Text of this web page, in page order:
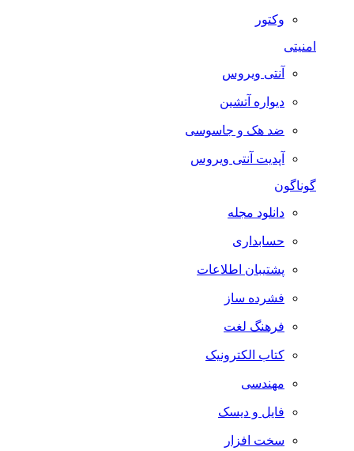
وکتور
امنیتی
آنتی ویروس
دیواره آتشین
ضد هک و جاسوسی
آپدیت آنتی ویروس
گوناگون
دانلود مجله
حسابداری
پشتیبان اطلاعات
فشرده ساز
فرهنگ لغت
کتاب الکترونیک
مهندسی
فایل و دیسک
سخت افزار